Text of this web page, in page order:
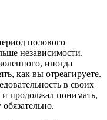
полового
независимости.
иногда
как вы отреагируете.
в своих
и продолжал понимать,